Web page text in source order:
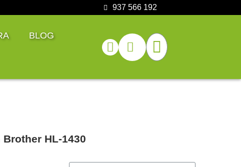
937 566 192
BLOG
HL-1430